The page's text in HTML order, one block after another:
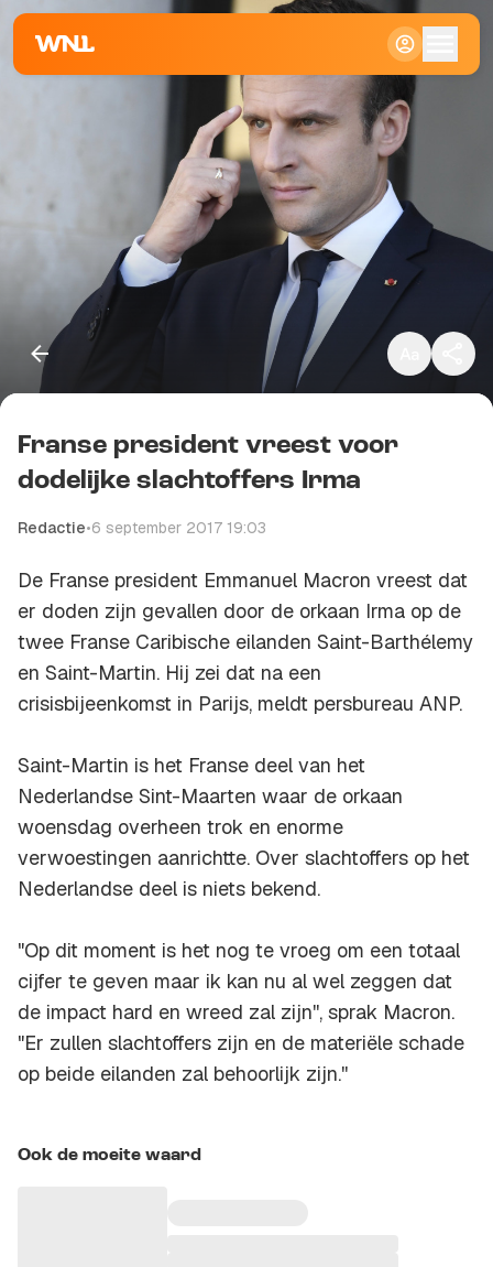
Klein
Standaard
Groot
Kopieer link
Franse president vreest voor
dodelijke slachtoffers Irma
Redactie•6 september 2017 19:03
De Franse president Emmanuel Macron vreest dat
er doden zijn gevallen door de orkaan Irma op de
twee Franse Caribische eilanden Saint-Barthélemy
en Saint-Martin. Hij zei dat na een
crisisbijeenkomst in Parijs, meldt persbureau ANP.
Saint-Martin is het Franse deel van het
Nederlandse Sint-Maarten waar de orkaan
woensdag overheen trok en enorme
verwoestingen aanrichtte. Over slachtoffers op het
Nederlandse deel is niets bekend.
"Op dit moment is het nog te vroeg om een totaal
cijfer te geven maar ik kan nu al wel zeggen dat
de impact hard en wreed zal zijn'', sprak Macron.
"Er zullen slachtoffers zijn en de materiële schade
op beide eilanden zal behoorlijk zijn.''
Ook de moeite waard